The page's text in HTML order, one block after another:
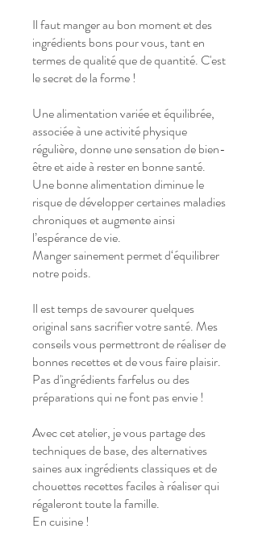
Il faut manger au bon moment et des
ingrédients bons pour vous, tant en
termes de qualité que de quantité. C'est
le secret de la forme !
Une alimentation variée et équilibrée,
associée à une activité physique
régulière, donne une sensation de bien-
être et aide à rester en bonne santé.
Une bonne alimentation diminue le
risque de développer certaines maladies
chroniques et augmente ainsi
l’espérance de vie.
Manger sainement permet d‘équilibrer
notre poids.
Il est temps de savourer quelques
original sans sacrifier votre santé. Mes
conseils vous permettront de réaliser de
bonnes recettes et de vous faire plaisir.
Pas d'ingrédients farfelus ou des
préparations qui ne font pas envie !
Avec cet atelier, je vous partage des
techniques de base, des alternatives
saines aux ingrédients classiques et de
chouettes recettes faciles à réaliser qui
régaleront toute la famille.
En cuisine !